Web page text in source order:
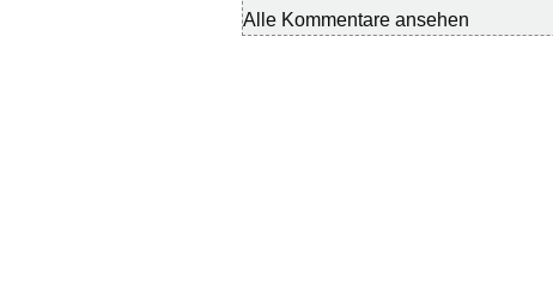
Alle Kommentare ansehen